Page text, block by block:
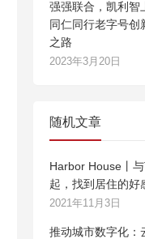
强强联合，凯利智
同仁同行老字号创
之路
2023年3月20日
随机文章
Harbor House丨
起，找到居住的好
2021年11月3日
推动城市数字化：